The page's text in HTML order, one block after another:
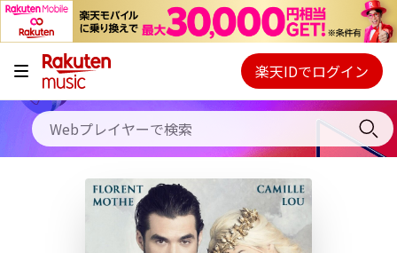
キャンペーン
料金プラン
使い方
初回30日間無料お試し
Webプレイヤー
ご契約内容の確認・変更
楽天IDでログイン